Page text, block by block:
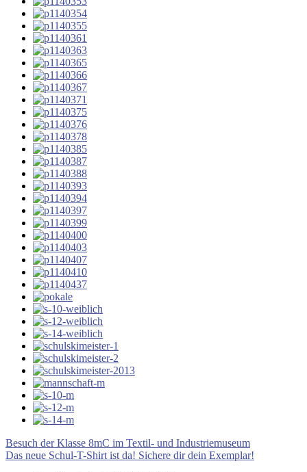
Beitragsnavigation
Vorheriger
Beitrag:
Besuch der Klasse 8mC im Textil- und Industriemuseum
Nächster
Das neue Schul-T-Shirt ist da! Sichere dir dein Exemplar!